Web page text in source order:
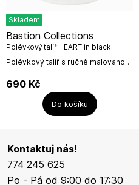
Skladem
Polévkový talíř s ručně malovanou
od holandské firmy Bastion
Collections.Bastion Collections je...
Bastion Collections
Polévkový talíř HEART in black
21x5cm
690 Kč
Do košíku
Kontaktuj nás!
774 245 625
Po - Pá od 9:00 do 17:30